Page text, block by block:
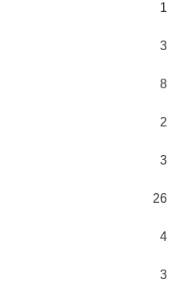
1
3
8
2
3
26
4
3